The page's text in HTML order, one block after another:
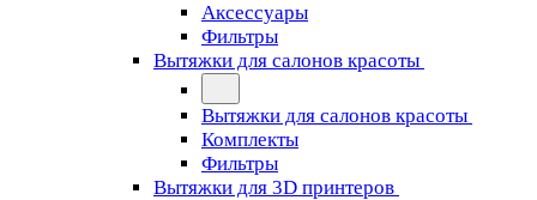
Аксессуары
Фильтры
Вытяжки для салонов красоты
Вытяжки для салонов красоты
Комплекты
Фильтры
Вытяжки для 3D принтеров